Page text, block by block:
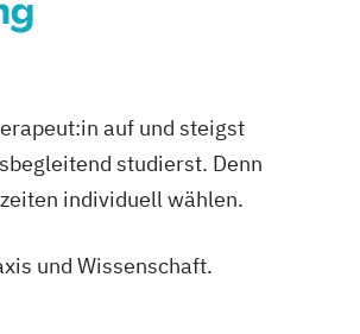
auf und steigst
studierst. Denn
individuell wählen.
und Wissenschaft.